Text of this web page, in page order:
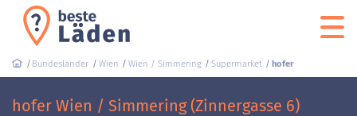
Bundesländer Wien Wien / Simmering Supermarket hofer
hofer Wien / Simmering (Zinnergasse 6)